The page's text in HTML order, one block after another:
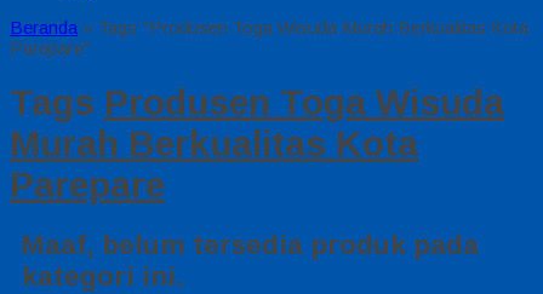
Beranda » Tags "Produsen Toga Wisuda Murah Berkualitas Kota
Parepare"
Tags Produsen Toga Wisuda
Murah Berkualitas Kota
Parepare
Maaf, belum tersedia produk pada
kategori ini.